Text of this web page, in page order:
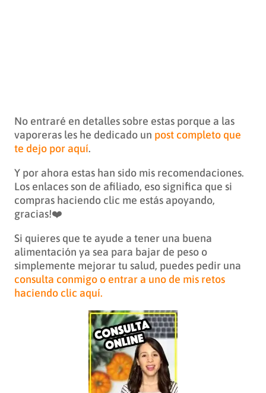
No entraré en detalles sobre estas porque a las
vaporeras les he dedicado un post completo que
te dejo por aquí.
Y por ahora estas han sido mis recomendaciones.
Los enlaces son de afiliado, eso significa que si
compras haciendo clic me estás apoyando,
gracias!❤️
Si quieres que te ayude a tener una buena
alimentación ya sea para bajar de peso o
simplemente mejorar tu salud, puedes pedir una
consulta conmigo o entrar a uno de mis retos
haciendo clic aquí.